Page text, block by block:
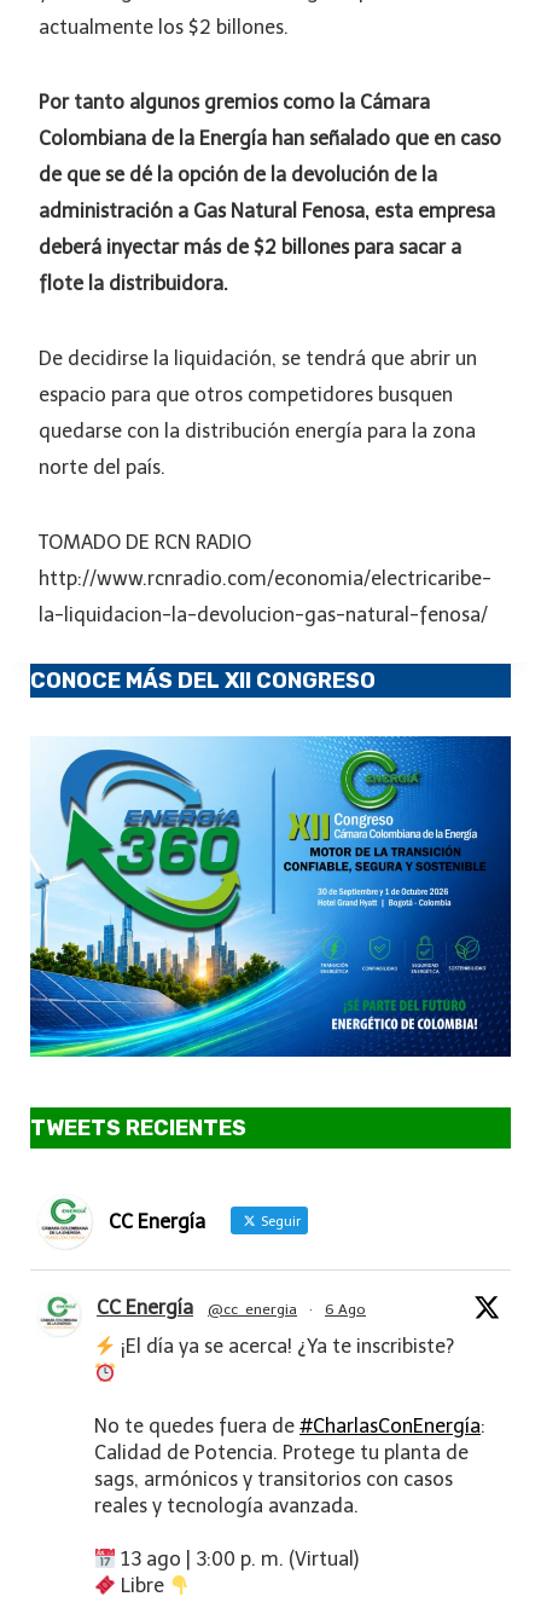
actualmente los $2 billones.
Por tanto algunos gremios como la Cámara
Colombiana de la Energía han señalado que en caso
de que se dé la opción de la devolución de la
administración a Gas Natural Fenosa, esta empresa
deberá inyectar más de $2 billones para sacar a
flote la distribuidora.
De decidirse la liquidación, se tendrá que abrir un
espacio para que otros competidores busquen
quedarse con la distribución energía para la zona
norte del país.
TOMADO DE RCN RADIO
http://www.rcnradio.com/economia/electricaribe-
la-liquidacion-la-devolucion-gas-natural-fenosa/
CONOCE MÁS DEL XII CONGRESO
TWEETS RECIENTES
CC Energía Seguir
CC Energía @cc_energia · 6 Ago
¡El día ya se acerca! ¿Ya te inscribiste?
No te quedes fuera de #CharlasConEnergía:
Calidad de Potencia. Protege tu planta de
sags, armónicos y transitorios con casos
reales y tecnología avanzada.
13 ago | 3:00 p. m. (Virtual)
Libre